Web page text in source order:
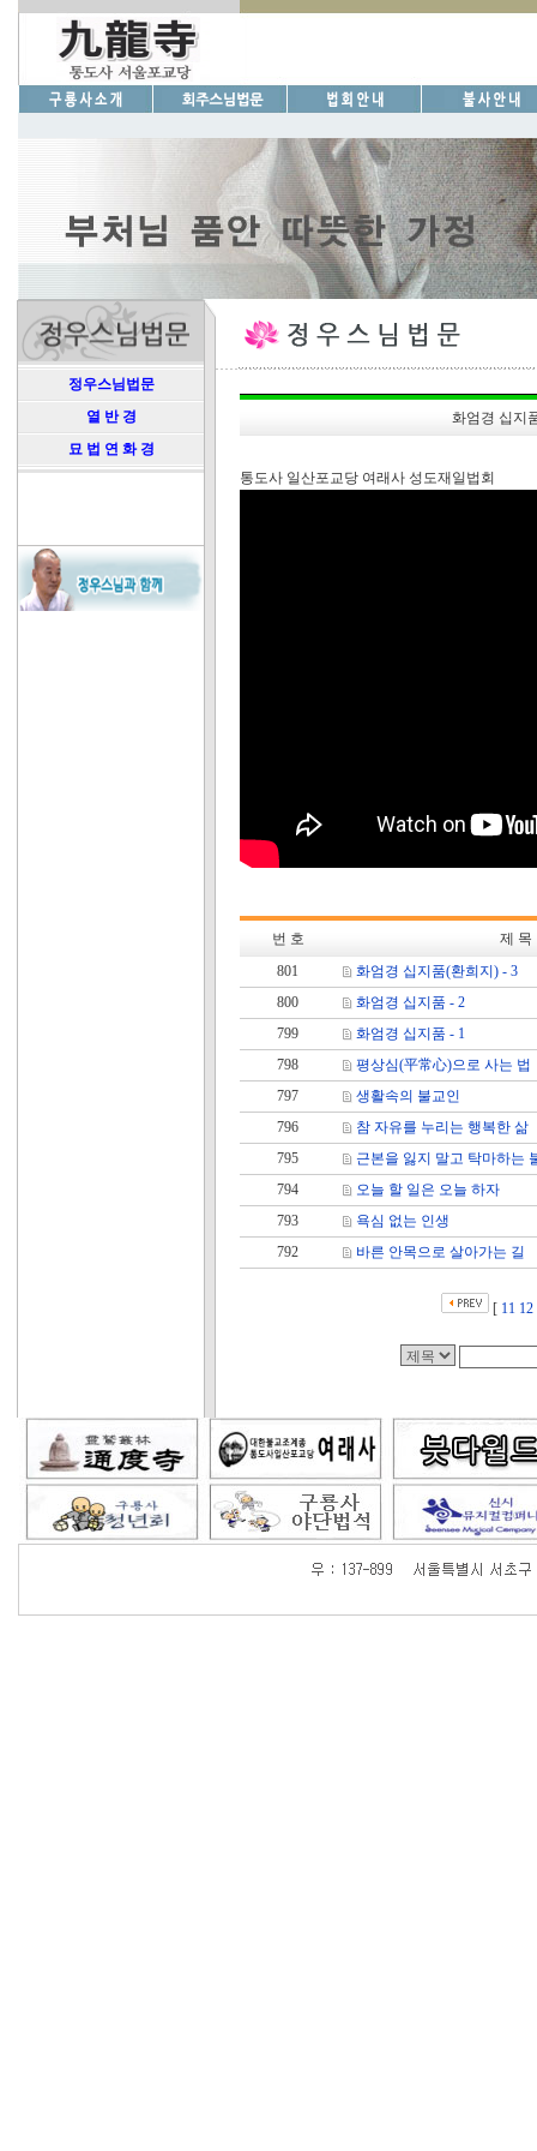
정우스님법문
열 반 경
묘 법 연 화 경
화엄경 십지
통도사 일산포교당 여래사 성도재일법회
번 호
제 목
801
화엄경 십지품(환희지) - 3
800
화엄경 십지품 - 2
799
화엄경 십지품 - 1
798
평상심(平常心)으로 사는 법
797
생활속의 불교인
796
참 자유를 누리는 행복한 삶
795
근본을 잃지 말고 탁마하는
794
오늘 할 일은 오늘 하자
793
욕심 없는 인생
792
바른 안목으로 살아가는 길
[ 11 12